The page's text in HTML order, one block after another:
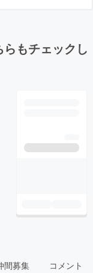
もチェックし
間募集 コメント